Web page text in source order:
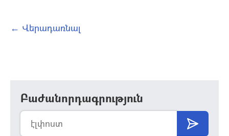
← Վերադառնալ
Բաժանորդագրություն